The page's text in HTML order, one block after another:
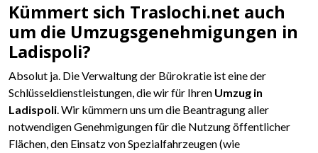
Kümmert sich Traslochi.net auch
um die Umzugsgenehmigungen in
Ladispoli?
Absolut ja. Die Verwaltung der Bürokratie ist eine der
Schlüsseldienstleistungen, die wir für Ihren Umzug in
Ladispoli. Wir kümmern uns um die Beantragung aller
notwendigen Genehmigungen für die Nutzung öffentlicher
Flächen, den Einsatz von Spezialfahrzeugen (wie